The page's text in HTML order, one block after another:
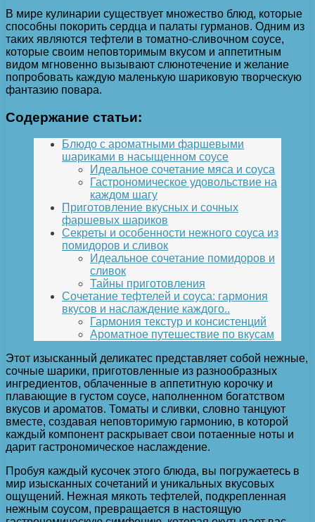
В мире кулинарии существует множество блюд, которые
способны покорить сердца и палаты гурманов. Одним из
таких являются тефтели в томатно-сливочном соусе,
которые своим неповторимым вкусом и аппетитным
видом мгновенно вызывают слюнотечение и желание
попробовать каждую маленькую шариковую творческую
фантазию повара.
Содержание статьи:
Блюдо с ароматными фаршевыми
шариками в насыщенном соусе
Идеальное сочетание мяса и соуса
Гастрономическое удовольствие на
каждом шагу
Приготовление вкусных и сочных
фаршевых шариков
Секреты и особенности нежного соуса из
помидоров и сливок
Идеальное сочетание помидоров и
сливок
Тайны приготовления
Сочетание тефтелей и соуса: гармония
вкусов и наслаждение каждого..
Гармония текстур и консистенций
Ароматное путешествие по вкусам
Этот изысканный деликатес представляет собой нежные,
сочные шарики, приготовленные из разнообразных
ингредиентов, облаченные в аппетитную корочку и
плавающие в густом соусе, наполненном богатством
вкусов и ароматов. Томаты и сливки, словно танцуют
вместе, создавая неповторимую гармонию, в которой
каждый компонент раскрывает свои потаенные ноты и
дарит гастрономическое наслаждение.
Пробуя каждый кусочек этого блюда, вы погружаетесь в
мир изысканных сочетаний и уникальных вкусовых
ощущений. Нежная мякоть тефтелей, подкрепленная
нежным соусом, превращается в настоящую